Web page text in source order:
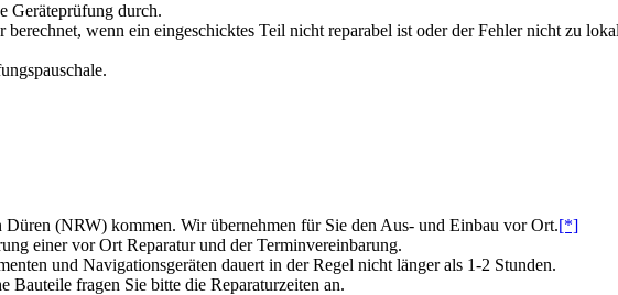
Geräteprüfung durch.
wenn ein eingeschicktes Teil nicht reparabel ist oder der Fehler nicht zu
Düren (NRW) kommen. Wir übernehmen für Sie den Aus- und Einbau vor Ort.[*]
einer vor Ort Reparatur und der Terminvereinbarung.
und Navigationsgeräten dauert in der Regel nicht länger als 1-2 Stunden.
Bauteile fragen Sie bitte die Reparaturzeiten an.